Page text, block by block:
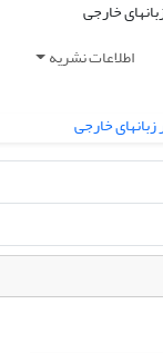
اطلاعات نشریه